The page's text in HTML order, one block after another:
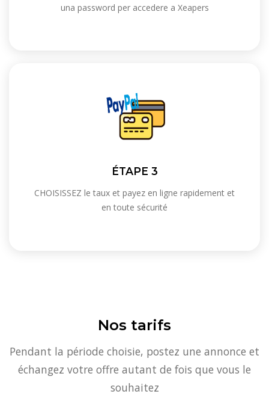
una password per accedere a Xeapers
ÉTAPE 3
CHOISISSEZ le taux et payez en ligne rapidement et
en toute sécurité
Nos tarifs
Pendant la période choisie, postez une annonce et
échangez votre offre autant de fois que vous le
souhaitez